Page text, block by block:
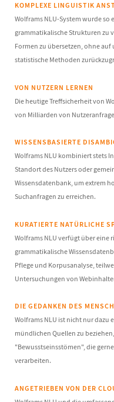
KOMPLEXE LINGUISTIK
Wolframs NLU-System wurde
grammatikalische Strukturen zu
Formen zu übersetzen, ohne
statistische Methoden
VON NUTZERN LERNEN
Die heutige Treffsicherheit von
von Milliarden von
WISSENSBASIERTE
Wolframs NLU kombiniert stets
Standort des Nutzers oder
Wissensdatenbank, um extrem
Suchanfragen zu erreichen.
KURATIERTE NATÜRLICHE
Wolframs NLU verfügt über eine
grammatikalische
Pflege und Korpusanalyse,
Untersuchungen von
DIE GEDANKEN DES
Wolframs NLU ist nicht nur
mündlichen Quellen zu
"Bewusstseinsstömen", die
verarbeiten.
ANGETRIEBEN VON DER